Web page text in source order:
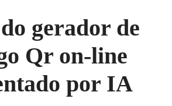
gerador de
Qr on-line
por IA